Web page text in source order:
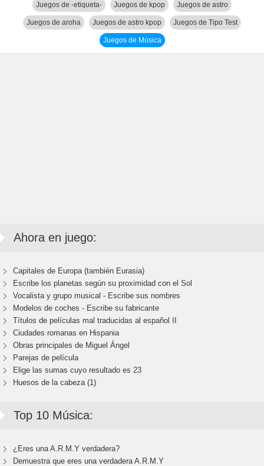
Juegos de -etiqueta- Juegos de kpop Juegos de astro
Juegos de aroha Juegos de astro kpop Juegos de Tipo Test
Juegos de Música
Ahora en juego:
Capitales de Europa (también Eurasia)
Escribe los planetas según su proximidad con el Sol
Vocalista y grupo musical - Escribe sus nombres
Modelos de coches - Escribe su fabricante
Títulos de películas mal traducidas al español II
Ciudades romanas en Hispania
Obras principales de Miguel Ángel
Parejas de película
Elige las sumas cuyo resultado es 23
Huesos de la cabeza (1)
Top 10 Música:
¿Eres una A.R.M.Y verdadera?
Demuestra que eres una verdadera A.R.M.Y